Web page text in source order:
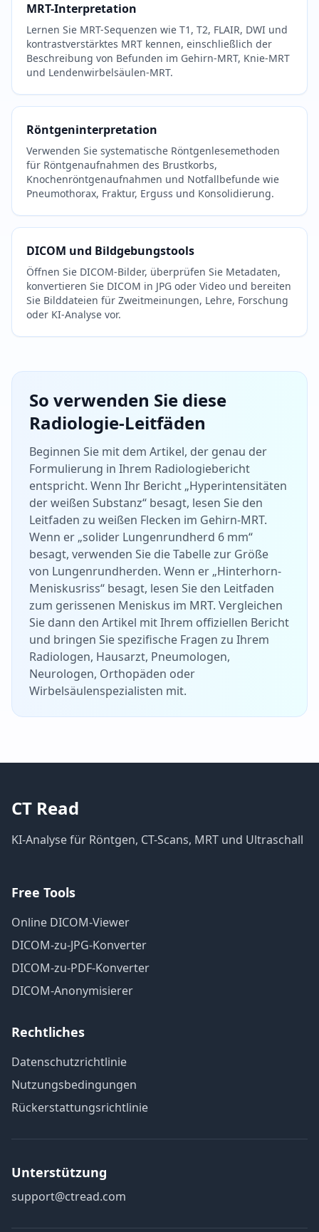
MRT-Interpretation
Lernen Sie MRT-Sequenzen wie T1, T2, FLAIR, DWI und
kontrastverstärktes MRT kennen, einschließlich der
Beschreibung von Befunden im Gehirn-MRT, Knie-MRT
und Lendenwirbelsäulen-MRT.
Röntgeninterpretation
Verwenden Sie systematische Röntgenlesemethoden
für Röntgenaufnahmen des Brustkorbs,
Knochenröntgenaufnahmen und Notfallbefunde wie
Pneumothorax, Fraktur, Erguss und Konsolidierung.
DICOM und Bildgebungstools
Öffnen Sie DICOM-Bilder, überprüfen Sie Metadaten,
konvertieren Sie DICOM in JPG oder Video und bereiten
Sie Bilddateien für Zweitmeinungen, Lehre, Forschung
oder KI-Analyse vor.
So verwenden Sie diese
Radiologie-Leitfäden
Beginnen Sie mit dem Artikel, der genau der
Formulierung in Ihrem Radiologiebericht
entspricht. Wenn Ihr Bericht „Hyperintensitäten
der weißen Substanz“ besagt, lesen Sie den
Leitfaden zu weißen Flecken im Gehirn-MRT.
Wenn er „solider Lungenrundherd 6 mm“
besagt, verwenden Sie die Tabelle zur Größe
von Lungenrundherden. Wenn er „Hinterhorn-
Meniskusriss“ besagt, lesen Sie den Leitfaden
zum gerissenen Meniskus im MRT. Vergleichen
Sie dann den Artikel mit Ihrem offiziellen Bericht
und bringen Sie spezifische Fragen zu Ihrem
Radiologen, Hausarzt, Pneumologen,
Neurologen, Orthopäden oder
Wirbelsäulenspezialisten mit.
CT Read
KI-Analyse für Röntgen, CT-Scans, MRT und Ultraschall
Free Tools
Online DICOM-Viewer
DICOM-zu-JPG-Konverter
DICOM-zu-PDF-Konverter
DICOM-Anonymisierer
Rechtliches
Datenschutzrichtlinie
Nutzungsbedingungen
Rückerstattungsrichtlinie
Unterstützung
support@ctread.com